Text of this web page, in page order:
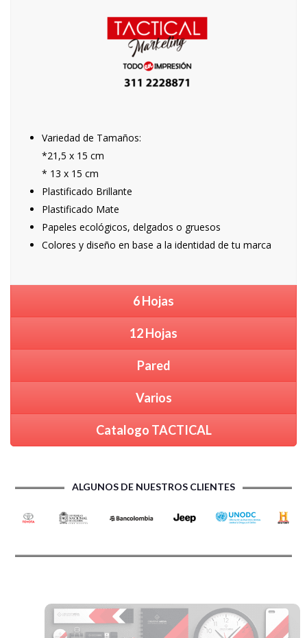
Variedad de Tamaños:
*21,5 x 15 cm
* 13 x 15 cm
Plastificado Brillante
Plastificado Mate
Papeles ecológicos, delgados o gruesos
Colores y diseño en base a la identidad de tu marca
6 Hojas
12 Hojas
Pared
Varios
Catalogo TACTICAL
ALGUNOS DE NUESTROS CLIENTES